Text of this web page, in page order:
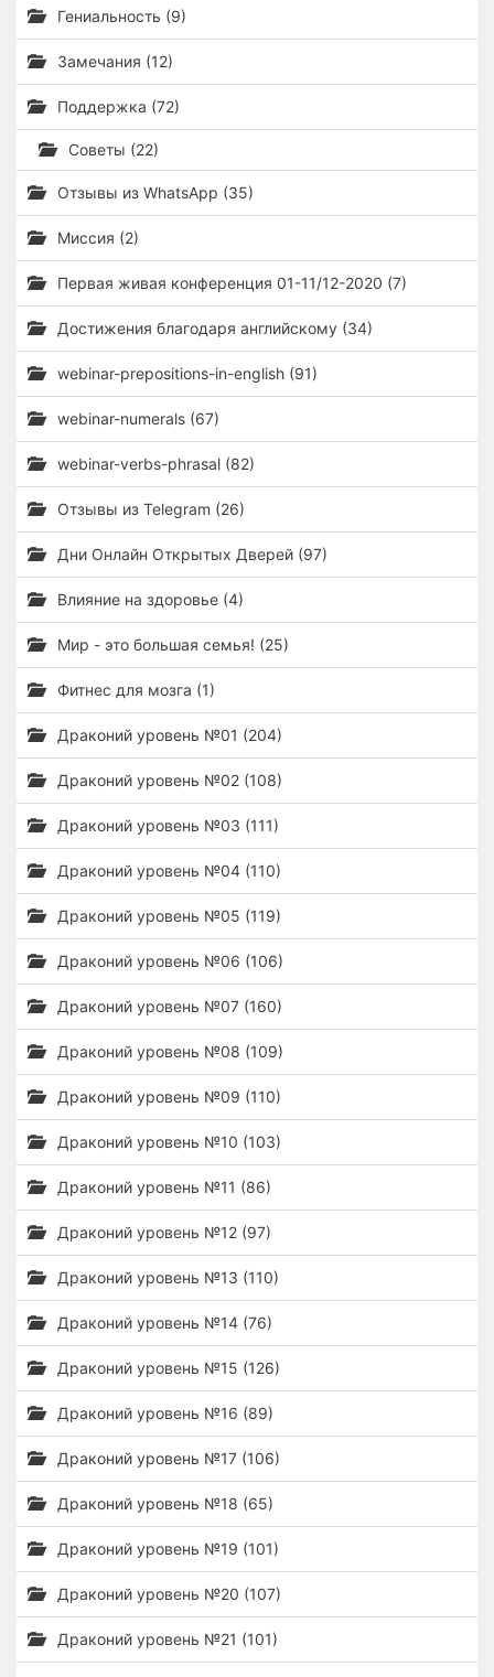
Гениальность (9)
Замечания (12)
Поддержка (72)
Советы (22)
Отзывы из WhatsApp (35)
Миссия (2)
Первая живая конференция 01-11/12-2020 (7)
Достижения благодаря английскому (34)
webinar-prepositions-in-english (91)
webinar-numerals (67)
webinar-verbs-phrasal (82)
Отзывы из Telegram (26)
Дни Онлайн Открытых Дверей (97)
Влияние на здоровье (4)
Мир - это большая семья! (25)
Фитнес для мозга (1)
Драконий уровень №01 (204)
Драконий уровень №02 (108)
Драконий уровень №03 (111)
Драконий уровень №04 (110)
Драконий уровень №05 (119)
Драконий уровень №06 (106)
Драконий уровень №07 (160)
Драконий уровень №08 (109)
Драконий уровень №09 (110)
Драконий уровень №10 (103)
Драконий уровень №11 (86)
Драконий уровень №12 (97)
Драконий уровень №13 (110)
Драконий уровень №14 (76)
Драконий уровень №15 (126)
Драконий уровень №16 (89)
Драконий уровень №17 (106)
Драконий уровень №18 (65)
Драконий уровень №19 (101)
Драконий уровень №20 (107)
Драконий уровень №21 (101)